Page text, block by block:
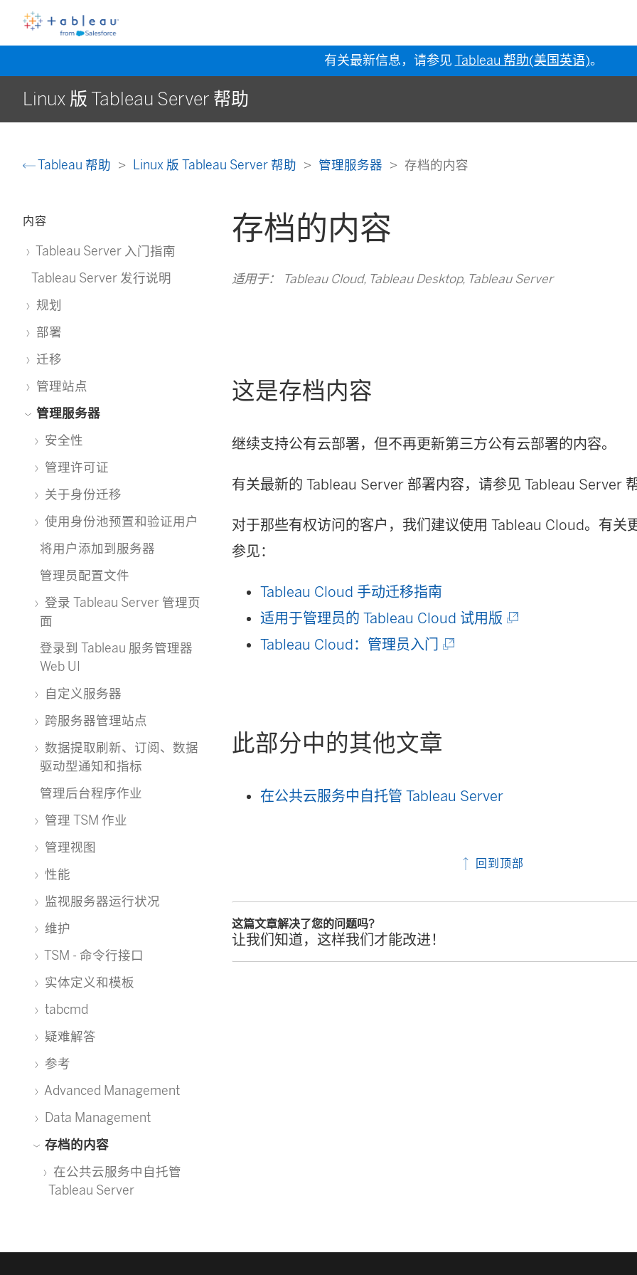
有关最新信息，请参见 Tableau 帮助(美国英语)。
Linux 版 Tableau Server 帮助
Tableau 帮助 Linux 版 Tableau Server 帮助 管理服务器 存档的内容
内容
Tableau Server 入门指南
Tableau Server 发行说明
规划
部署
迁移
管理站点
管理服务器
安全性
管理许可证
关于身份迁移
使用身份池预置和验证用户
将用户添加到服务器
管理员配置文件
登录 Tableau Server 管理页
面
登录到 Tableau 服务管理器
Web UI
自定义服务器
跨服务器管理站点
数据提取刷新、订阅、数据
驱动型通知和指标
管理后台程序作业
管理 TSM 作业
管理视图
性能
监视服务器运行状况
维护
TSM - 命令行接口
实体定义和模板
tabcmd
疑难解答
参考
Advanced Management
Data Management
存档的内容
在公共云服务中自托管
Tableau Server
存档的内容
适用于： Tableau Cloud, Tableau Desktop, Tableau Server
这是存档内容
继续支持公有云部署，但不再更新第三方公有云部署的内容。
有关最新的 Tableau Server 部署内容，请参见 Tableau Server
对于那些有权访问的客户，我们建议使用Tableau Cloud。有关
参见：
Tableau Cloud 手动迁移指南
适用于管理员的 Tableau Cloud 试用版 (
开
Tableau Cloud：管理员入门 (
新
口
)
此部分中的其他文章
在公共云服务中自托管 Tableau Server
回到顶部
这篇文章解决了您的问题吗?
让我们知道，这样我们才能改进！